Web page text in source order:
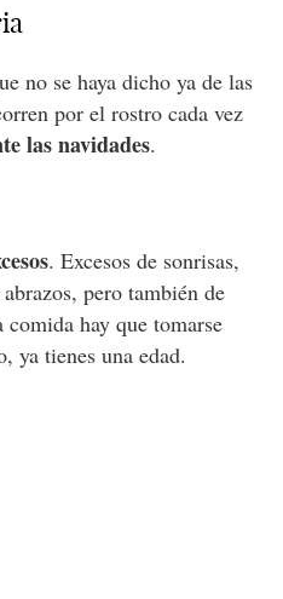
no se haya dicho ya de las
por el rostro cada vez
las navidades.
. Excesos de sonrisas,
pero también de
comida hay que tomarse
ya tienes una edad.